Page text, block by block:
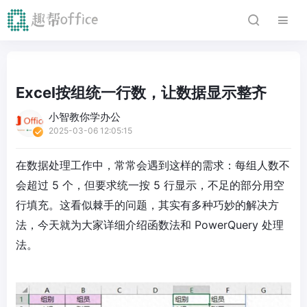
Excel按组统一行数，让数据显示整齐
小智教你学办公
2025-03-06 12:05:15
在数据处理工作中，常常会遇到这样的需求：每组人数不
会超过 5 个，但要求统一按 5 行显示，不足的部分用空
行填充。这看似棘手的问题，其实有多种巧妙的解决方
法，今天就为大家详细介绍函数法和 PowerQuery 处理
法。